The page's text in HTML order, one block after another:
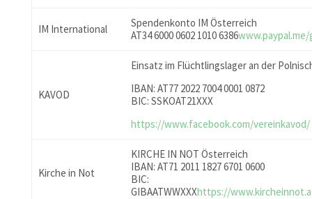
IM International
Spendenkonto IM Österreich
AT34 6000 0602 1010 6386
KAVOD
Einsatz im Flüchtlingslager an der
IBAN: AT77 2022 7004 0001 0872
BIC: SSKOAT21XXX
https://www.facebook.com/vereinkavod/
Kirche in Not
KIRCHE IN NOT Österreich
IBAN: AT71 2011 1827 6701 0600
BIC:
GIBAATWWXXXhttps://